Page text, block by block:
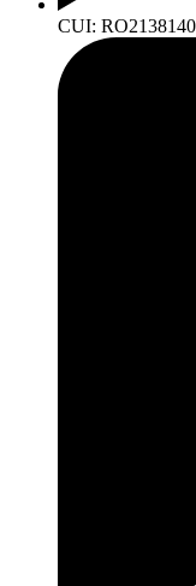
CUI: